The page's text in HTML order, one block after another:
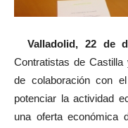
Valladolid, 22 de
Contratistas de
de colaboración con
potenciar la actividad
una oferta económica